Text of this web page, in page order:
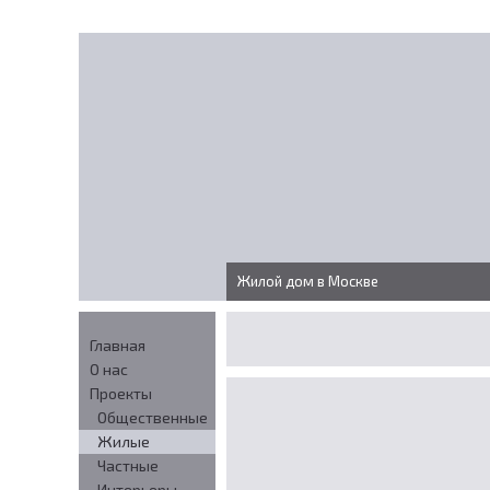
Жилой дом в Москве
Главная
О нас
Проекты
Общественные
Жилые
Частные